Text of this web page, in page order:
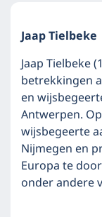
Jaap Tielbeke
Jaap Tielbeke
betrekkingen
en
Antwerpen.
wijsbegeerte
Nijmegen en
Europa te
onder andere